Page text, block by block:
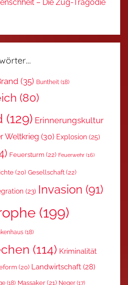
– Die Zug-Tragödie
(35) Buntheit (18)
(80)
(129) Erinnerungskultur
Weltkrieg (30) Explosion (25)
Feuersturm (22) Feuerwehr (16)
(20) Gesellschaft(22)
(23) Invasion (91)
(199)
(18)
(114) Kriminalität
(20) Landwirtschaft (28)
(18) Massaker (21) Neger (17)